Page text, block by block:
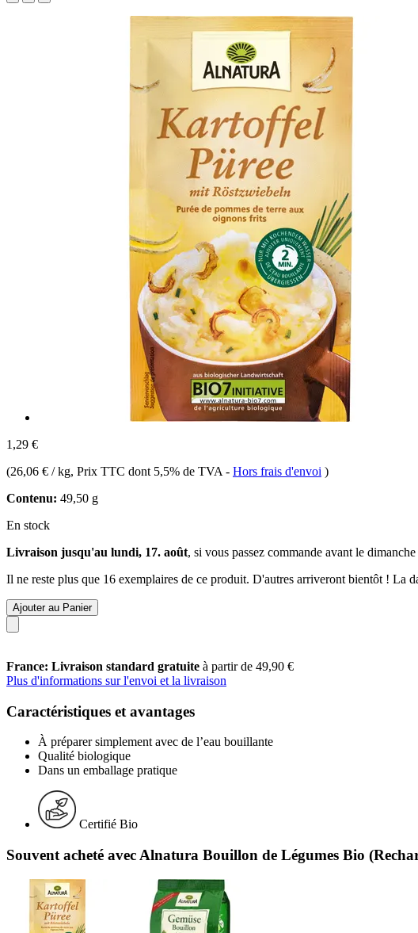
1,29 €
(26,06 € / kg, Prix TTC dont 5,5% de TVA - Hors frais d'envoi )
Contenu: 49,50 g
En stock
Livraison jusqu'au lundi, 17. août, si vous passez commande avant le
Il ne reste plus que 16 exemplaires de ce produit. D'autres arriveront bientôt ! La
Ajouter au Panier
France: Livraison standard gratuite à partir de 49,90 €
Plus d'informations sur l'envoi et la livraison
Caractéristiques et avantages
À préparer simplement avec de l’eau bouillante
Qualité biologique
Dans un emballage pratique
Certifié Bio
Souvent acheté avec Alnatura Bouillon de Légumes Bio